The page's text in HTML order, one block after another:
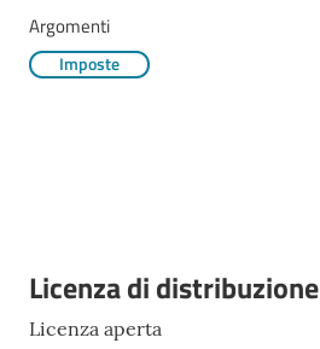
PNRR
R
a
g
Argomenti
Imposte
Descrizione
Licenza di distribuzione
Licenza aperta